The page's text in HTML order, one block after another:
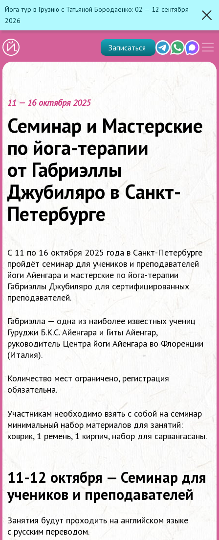
Йога-тур в Грузию с Татьяной Бородаенко: 02 — 12 сентября
2026
TelegramWhats'app
Max
Записаться
меню
11 — 16 октября 2025
Семинар и Мастерские
по йога-терапии
от Габриэллы
Джубиляро в Санкт-
Петербурге
С 11 по 16 октября 2025 года в Санкт-Петербурге
пройдёт семинар для учеников и преподавателей
йоги Айенгара и мастерские по йога-терапии
Габриэллы Джубиляро для сертифицированных
преподавателей.
Габриэлла — одна из наиболее известных учениц
Гуруджи Б.К.С. Айенгара и Гиты Айенгар,
руководитель Центра йоги Айенгара во Флоренции
(Италия).
Количество мест ограничено, регистрация
обязательна.
Участникам необходимо взять с собой на семинар
минимальный набор материалов для занятий:
коврик, 1 ремень, 1 кирпич, набор для сарвангасаны.
11-12 октября — Семинар для
учеников и преподавателей
Занятия будут проходить на английском языке
с русским переводом.